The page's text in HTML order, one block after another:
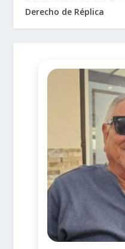
Derecho de Réplica